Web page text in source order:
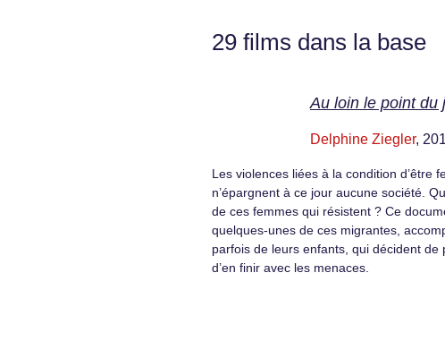
29 films dans la base
Au loin le point du
Delphine Ziegler,
Les violences liées à la condition d’être
n’épargnent à ce jour aucune société.
de ces femmes qui résistent ? Ce
quelques-unes de ces migrantes,
parfois de leurs enfants, qui décident de
d’en finir avec les menaces.